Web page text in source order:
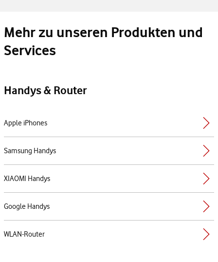
Mehr zu unseren Produkten und
Services
Handys & Router
Apple iPhones
Samsung Handys
XIAOMI Handys
Google Handys
WLAN-Router